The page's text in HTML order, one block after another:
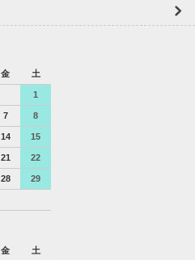
金 土
1
7 8
14 15
21 22
28 29
金 土